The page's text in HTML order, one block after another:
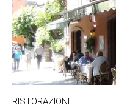
RISTORAZIONE